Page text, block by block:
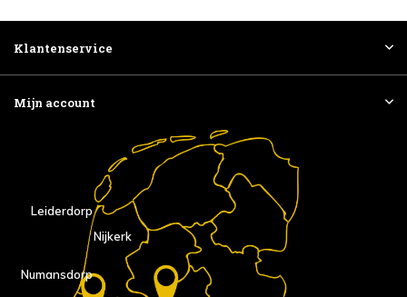
Klantenservice
Mijn account
Nijkerk
Numansdorp
Leiderdorp